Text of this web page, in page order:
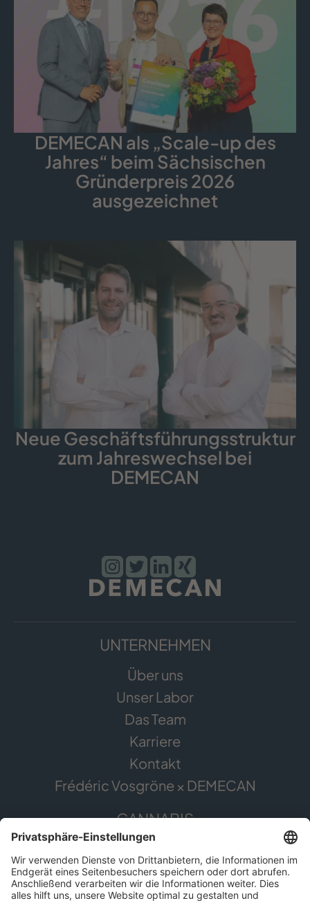
DEMECAN als „Scale-up des
Jahres“ beim Sächsischen
Gründerpreis 2026
ausgezeichnet
Neue Geschäfts­führungs­struktur
zum Jahreswechsel bei
DEMECAN
UNTERNEHMEN
Über uns
Unser Labor
Das Team
Karriere
Kontakt
Frédéric Vosgröne × DEMECAN
CANNABIS
Die Pflanze
Anwendungsgebiete
Cannabis erleben